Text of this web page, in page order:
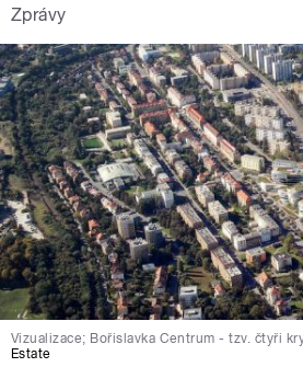
Zprávy
Vizualizace; Bořislavka Centrum - tzv. čtyři
Estate